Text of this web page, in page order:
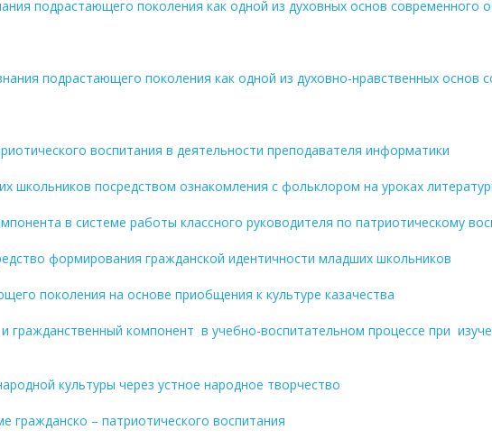
подрастающего поколения как одной из духовных основ современного
подрастающего поколения как одной из духовно-нравственных основ
воспитания в деятельности преподавателя информатики
школьников посредством ознакомления с фольклором на уроках
в системе работы классного руководителя по патриотическому
формирования гражданской идентичности младших школьников
поколения на основе приобщения к культуре казачества
компонент в учебно-воспитательном процессе при
культуры через устное народное творчество
гражданско – патриотического воспитания